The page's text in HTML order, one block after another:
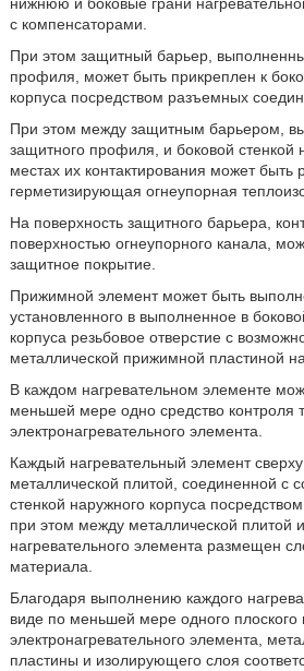
с компенсаторами.
При этом защитный барьер,
профиля, может быть прикреплен к
корпуса посредством разъемных
При этом между защитным барьером,
защитного профиля, и боковой стенкой
местах их контактирования может быть
герметизирующая огнеупорная
На поверхность защитного барьера,
поверхностью огнеупорного канала,
защитное покрытие.
Прижимной элемент может быть
установленного в выполненное в
корпуса резьбовое отверстие с
металлической прижимной пластиной
В каждом нагревательном элементе
меньшей мере одно средство контроля
электронагревательного элемента.
Каждый нагревательный элемент
металлической плитой, соединенной с
стенкой наружного корпуса
при этом между металлической плитой
нагревательного элемента размещен
материала.
Благодаря выполнению каждого
виде по меньшей мере одного плоского
электронагревательного элемента,
пластины и изолирующего слоя